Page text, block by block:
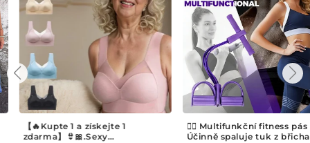
【🔥Kupte 1 a získejte 1
zdarma】👙🎀.Sexy
🏃‍♂️ Multifunkční fitness pás
Účinně spaluje tuk z břicha